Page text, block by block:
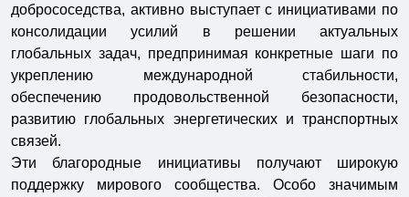
добрососедства, активно выступает с инициативами по
консолидации усилий в решении актуальных
глобальных задач, предпринимая конкретные шаги по
укреплению международной стабильности,
обеспечению продовольственной безопасности,
развитию глобальных энергетических и транспортных
связей.
Эти благородные инициативы получают широкую
поддержку мирового сообщества. Особо значимым